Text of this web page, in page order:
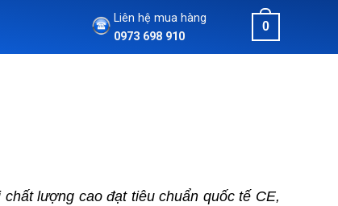
Liên hệ mua hàng
0973 698 910
0
lượng cao đạt tiêu chuẩn quốc tế CE,